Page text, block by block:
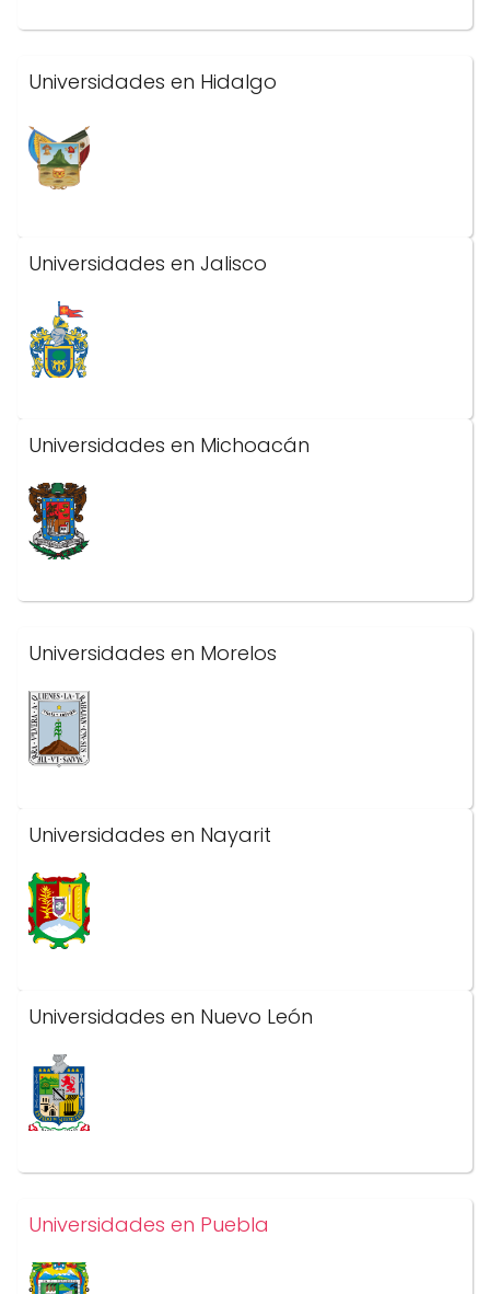
Universidades en Hidalgo
Universidades en Jalisco
Universidades en Michoacán
Universidades en Morelos
Universidades en Nayarit
Universidades en Nuevo León
Universidades en Puebla